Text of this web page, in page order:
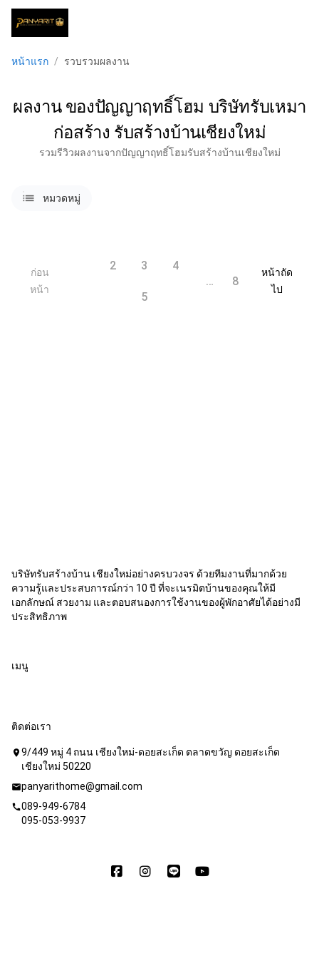
หน้าแรก / รวบรวมผลงาน
ผลงาน ของปัญญาฤทธิ์โฮม บริษัทรับเหมา
ก่อสร้าง รับสร้างบ้านเชียงใหม่
รวมรีวิวผลงานจากปัญญาฤทธิ์โฮมรับสร้างบ้านเชียงใหม่
listsหมวดหมู่
ก่อน
หน้า
2 3 4
5
… 8
หน้าถัด
ไป
บริษัทรับสร้างบ้าน เชียงใหม่อย่างครบวงจร ด้วยทีมงานที่มากด้วย
ความรู้และประสบการณ์กว่า 10 ปี ที่จะเนรมิตบ้านของคุณให้มี
เอกลักษณ์ สวยงาม และตอบสนองการใช้งานของผู้พักอาศัยได้อย่างมี
ประสิทธิภาพ
เมนู
ติดต่อเรา
location_on 9/449 หมู่ 4 ถนน เชียงใหม่-ดอยสะเก็ด ตลาดขวัญ ดอยสะเก็ด
เชียงใหม่ 50220
mailpanyarithome@gmail.com
call089-949-6784
095-053-9937